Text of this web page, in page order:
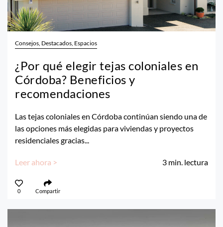
Consejos, Destacados, Espacios
¿Por qué elegir tejas coloniales en
Córdoba? Beneficios y
recomendaciones
Las tejas coloniales en Córdoba continúan siendo una de
las opciones más elegidas para viviendas y proyectos
residenciales gracias...
Leer ahora > 3 min. lectura
0 Compartir